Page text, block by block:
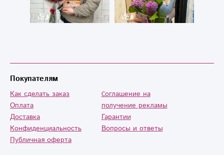
Покупателям
Как сделать заказ
Оплата
Доставка
Конфиденциальность
Публичная оферта
Cоглашение на
получение рекламы
Гарантии
Вопросы и ответы